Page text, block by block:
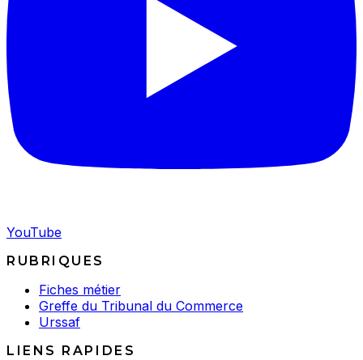
YouTube
RUBRIQUES
Fiches métier
Greffe du Tribunal du Commerce
Urssaf
LIENS RAPIDES